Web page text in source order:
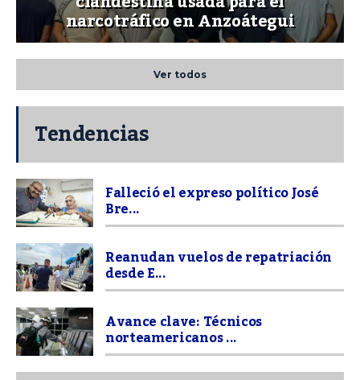
narcotráfico en Anzoátegui
Ver todos
Tendencias
Falleció el expreso político José
Bre...
Reanudan vuelos de repatriación
desde E...
Avance clave: Técnicos
norteamericanos ...